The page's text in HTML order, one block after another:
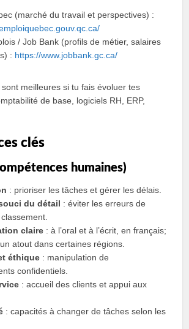
(marché du travail et perspectives) :
/ Job Bank (profils de métier, salaires
: https://www.jobbank.gc.ca/
meilleures si tu fais évoluer tes
de base, logiciels RH, ERP,
clés
humaines)
: prioriser les tâches et gérer les délais.
du détail : éviter les erreurs de
claire : à l’oral et à l’écrit, en français;
atout dans certaines régions.
éthique : manipulation de
confidentiels.
: accueil des clients et appui aux
: capacités à changer de tâches selon les